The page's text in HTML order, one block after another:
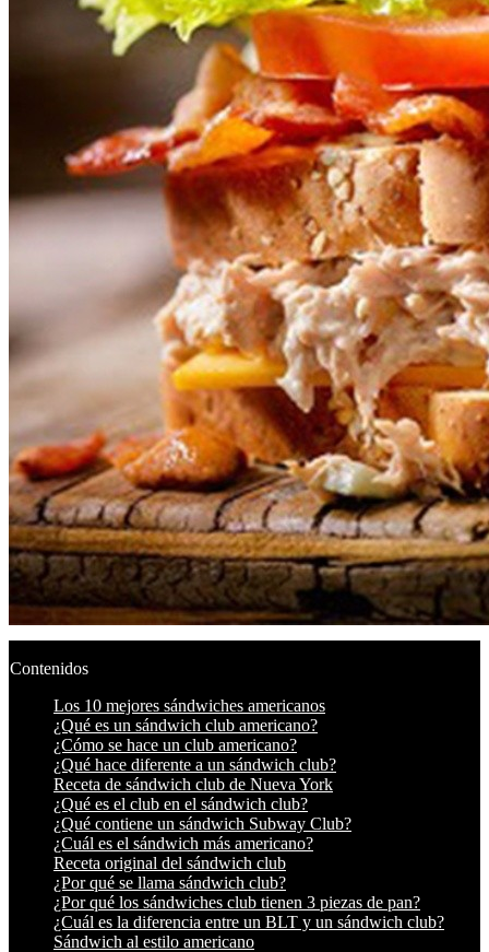
Contenidos
Los 10 mejores sándwiches americanos
¿Qué es un sándwich club americano?
¿Cómo se hace un club americano?
¿Qué hace diferente a un sándwich club?
Receta de sándwich club de Nueva York
¿Qué es el club en el sándwich club?
¿Qué contiene un sándwich Subway Club?
¿Cuál es el sándwich más americano?
Receta original del sándwich club
¿Por qué se llama sándwich club?
¿Por qué los sándwiches club tienen 3 piezas de pan?
¿Cuál es la diferencia entre un BLT y un sándwich club?
Sándwich al estilo americano